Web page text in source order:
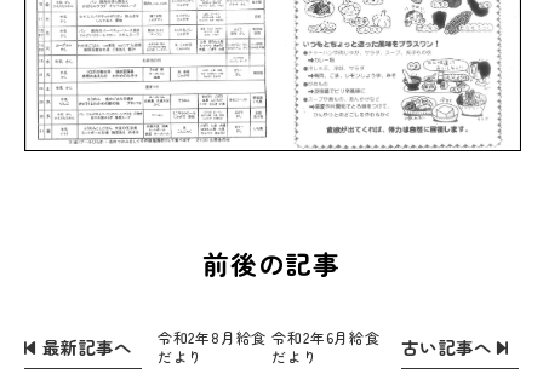
前後の記事
最新記事へ
令和2年8月給食
だより
古い記事へ
令和2年6月給食
だより